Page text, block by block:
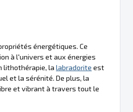
énergétiques. Ce
à l'univers et aux énergies
lithothérapie, la labradorite est
et la sérénité. De plus, la
et vibrant à travers tout le